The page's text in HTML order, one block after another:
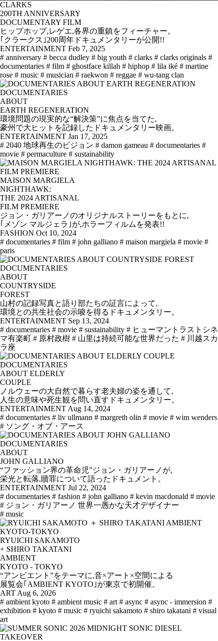
CLARKS
200TH ANNIVERSARY
DOCUMENTARY FILM
ヒップホップ,レゲエ,各界の重鎮をフィーチャー。
｢クラークス｣200周年ドキュメンタリーが公開!!
ENTERTAINMENT Feb 7, 2025
# anniversary # becca dudley # big youth # clarks # clarks originals #
documentaries # film # ghostface killah # hiphop # lila iké # martine
rose # music # musician # raekwon # reggae # wu-tang clan
DOCUMENTARIES
ABOUT
EARTH REGENERATION
環境問題の現実的な“解決策”に焦点を当てた,
豪州で大ヒットを記録したドキュメンタリー映画。
ENTERTAINMENT Jan 17, 2025
# 2040 地球再生のビジョン # damon gameau # documentaries #
movie # permaculture # sustainability
MAISON MARGIELA
NIGHTHAWK:
THE 2024 ARTISANAL
FILM PREMIERE
ジョン・ガリアーノのオリジナルストーリーをもとに,
｢メゾン マルジェラ｣が,ホラーフィルムを発表!!
FASHION Oct 10, 2024
# documentaries # film # john galliano # maison margiela # movie #
paris
DOCUMENTARIES
ABOUT
COUNTRYSIDE
FOREST
山村の記録写真と語り部たちの証言によって,
環境との共生社会の示唆を得るドキュメンタリー。
ENTERTAINMENT Sep 13, 2024
# documentaries # movie # sustainability # ヒューマントラストシネ
マ有楽町 # 原村政樹 # 山里は持続可能な世界だった # 川越スカ
ラ座
DOCUMENTARIES
ABOUT ELDERLY
COUPLE
ノルウェーの大自然で暮らす老夫婦の姿を通して,
人生の意味や死生観を問い直すドキュメンタリー。
ENTERTAINMENT Aug 14, 2024
# documentaries # liv ullmann # margreth olin # movie # wim wenders
# ソング・オブ・アース
DOCUMENTARIES
ABOUT
JOHN GALLIANO
“ファッション界の革命児”ジョン・ガリアーノが,
栄光と転落,贖罪について語ったドキュメント。
ENTERTAINMENT Jul 22, 2024
# documentaries # fashion # john galliano # kevin macdonald # movie
# ジョン・ガリアーノ 世界一愚かな天才デザイナー
# music
RYUICHI SAKAMOTO
+ SHIRO TAKATANI
AMBIENT
KYOTO - TOKYO
“アンビエント”をテーマに,音×アート×空間による
展覧会｢AMBIENT KYOTO｣が東京で初開催。
ART Aug 6, 2026
# ambient kyoto # ambient music # art # async # async - immersion #
exhibition # kyoto # music # ryuichi sakamoto # shiro takatani # visual
art